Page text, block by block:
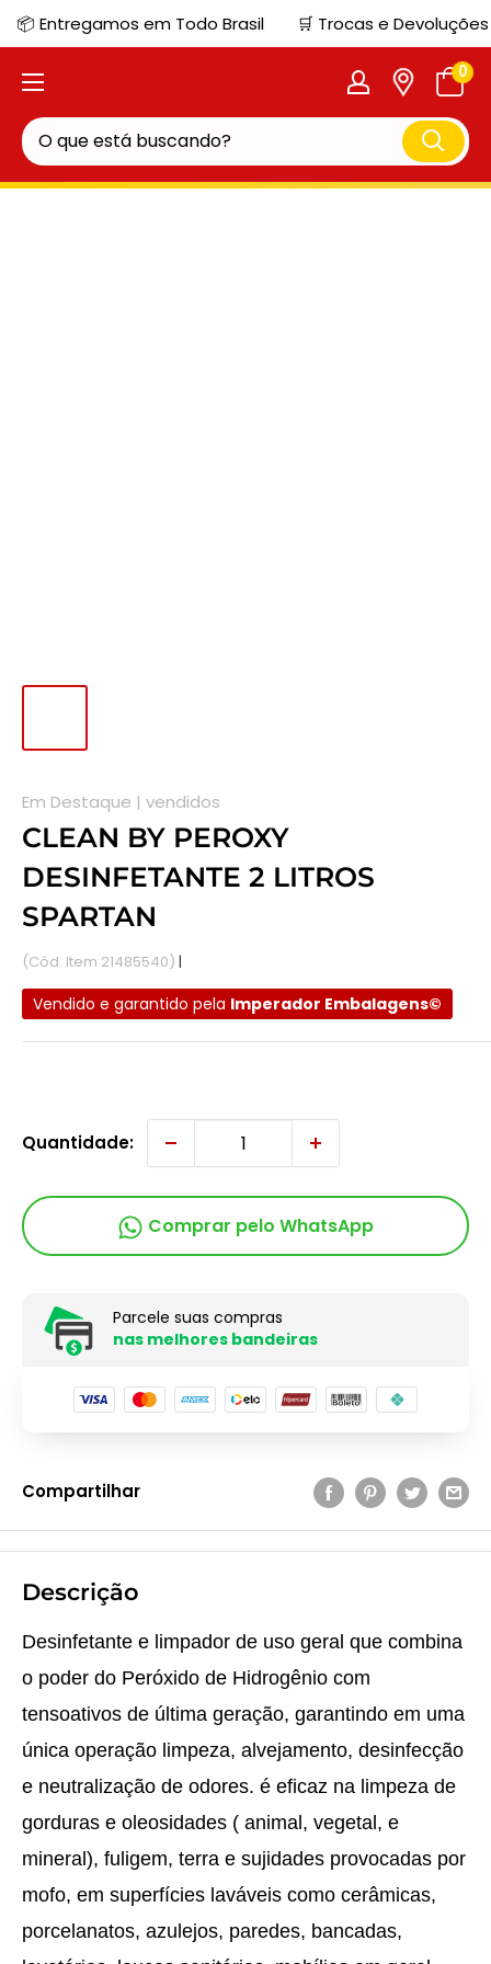
📦 Entregamos em Todo Brasil 🛒 Trocas e
0
Em Destaque | vendidos
CLEAN BY PEROXY
DESINFETANTE 2 LITROS
SPARTAN
(Cód. Item 21485540) |
Vendido e garantido pela Imperador Embalagens©
Quantidade:
Comprar pelo WhatsApp
Parcele suas compras
nas melhores bandeiras
Compartilhar
Descrição
Desinfetante e limpador de uso geral que combina
o poder do Peróxido de Hidrogênio com
tensoativos de última geração, garantindo em uma
única operação limpeza, alvejamento, desinfecção
e neutralização de odores. é eficaz na limpeza de
gorduras e oleosidades ( animal, vegetal, e
mineral), fuligem, terra e sujidades provocadas por
mofo, em superfícies laváveis como cerâmicas,
porcelanatos, azulejos, paredes, bancadas,